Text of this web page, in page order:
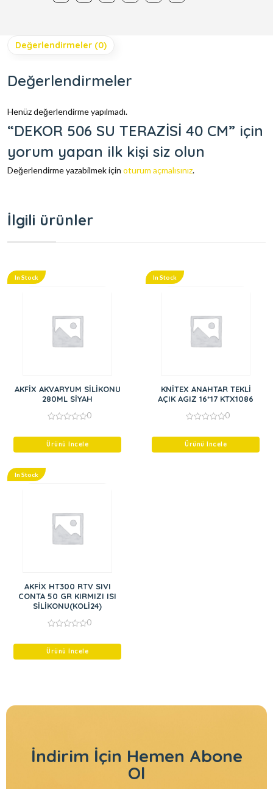
Değerlendirmeler (0)
Değerlendirmeler
Henüz değerlendirme yapılmadı.
“DEKOR 506 SU TERAZİSİ 40 CM” için
yorum yapan ilk kişi siz olun
Değerlendirme yazabilmek için oturum açmalısınız.
İlgili ürünler
In Stock
AKFİX AKVARYUM SİLİKONU
280ML SİYAH
of
0
Ürünü İncele
In Stock
KNİTEX ANAHTAR TEKLİ
AÇIK AGIZ 16*17 KTX1086
of
0
Ürünü İncele
In Stock
AKFİX HT300 RTV SIVI
CONTA 50 GR KIRMIZI ISI
SİLİKONU(KOLİ24)
of
0
Ürünü İncele
İndirim İçin Hemen Abone
Ol